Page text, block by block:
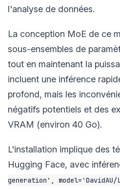
l'analyse de données.
La conception MoE de ce
sous-ensembles de
tout en maintenant la
incluent une inférence
profond, mais les
négatifs potentiels et des
VRAM (environ 40 Go).
L'installation implique des
Hugging Face, avec
generation', model='DavidAU/